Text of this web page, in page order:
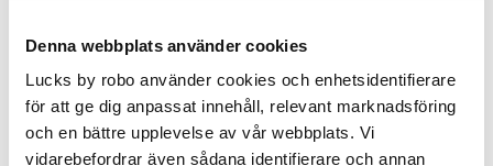
Denna webbplats använder cookies
Lucks by robo använder cookies och enhetsidentifierare
för att ge dig anpassat innehåll, relevant marknadsföring
och en bättre upplevelse av vår webbplats. Vi
vidarebefordrar även sådana identifierare och annan
Produktbeskrivning:
Bänkskiva kalksten AZUL BATEIG 20 mm, mattslipad
11 246,00
Kalksten AZUL BATEIG 20 mm